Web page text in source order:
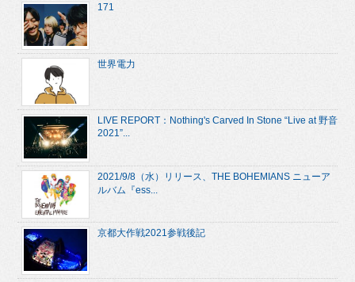
171
世界電力
LIVE REPORT：Nothing's Carved In Stone “Live at 野音
2021”...
2021/9/8（水）リリース、THE BOHEMIANS ニューア
ルバム『ess...
京都大作戦2021参戦後記